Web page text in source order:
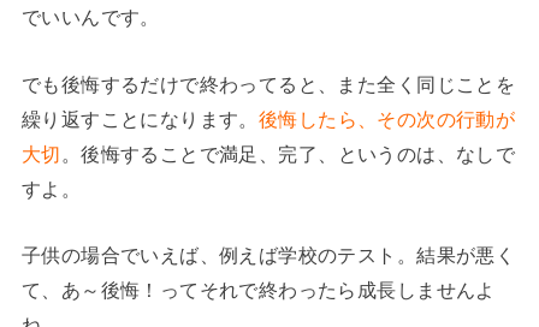
でいいんです。
でも後悔するだけで終わってると、また全く同じことを
繰り返すことになります。 後悔したら、その次の行動が
大切 。後悔することで満足、完了、というのは、なしで
すよ。
子供の場合でいえば、例えば学校のテスト。結果が悪く
て、あ～後悔！ってそれで終わったら成長しませんよ